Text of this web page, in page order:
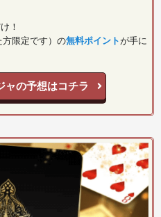
！
方限定です）の無料ポイントが手に
ャの予想はコチラ